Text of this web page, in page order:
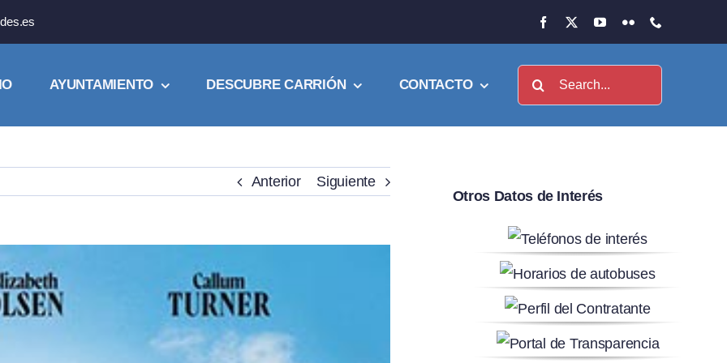
AYUNTAMIENTO DESCUBRE CARRIÓN CONTACTO Buscar:
Anterior Siguiente
Otros Datos de Interés